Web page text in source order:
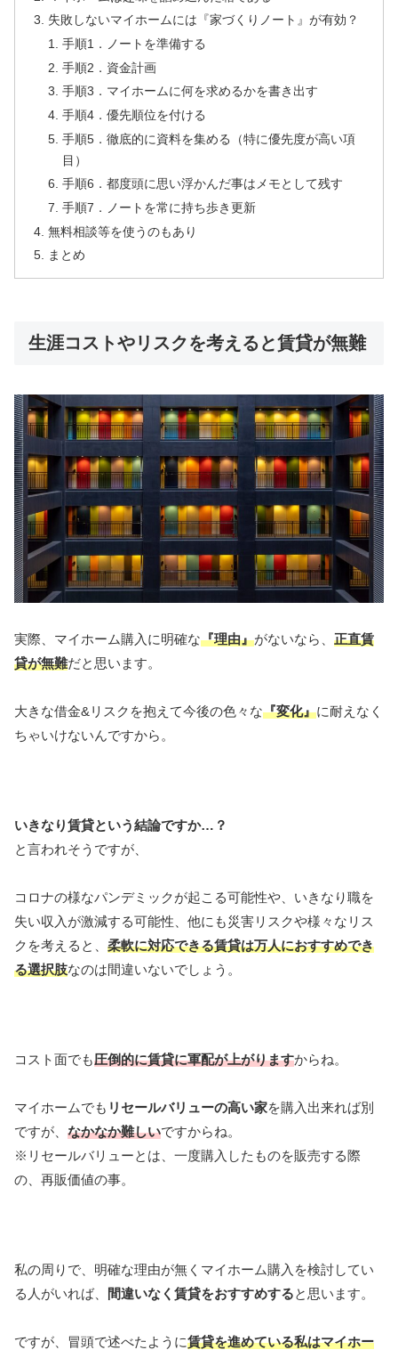
失敗しないマイホームには『家づくりノート』が有効？
手順1．ノートを準備する
手順2．資金計画
手順3．マイホームに何を求めるかを書き出す
手順4．優先順位を付ける
手順5．徹底的に資料を集める（特に優先度が高い項
目）
手順6．都度頭に思い浮かんだ事はメモとして残す
手順7．ノートを常に持ち歩き更新
無料相談等を使うのもあり
まとめ
生涯コストやリスクを考えると賃貸が無難
実際、マイホーム購入に明確な『理由』がないなら、 正直賃
貸が無難だと思います。
大きな借金&リスクを抱えて今後の色々な『変化』に耐えなく
ちゃいけないんですから。
いきなり賃貸という結論ですか…？
と言われそうですが、
コロナの様なパンデミックが起こる可能性や、いきなり職を
失い収入が激減する可能性、他にも災害リスクや様々なリス
クを考えると、 柔軟に対応できる賃貸は万人におすすめでき
る選択肢なのは間違いないでしょう。
コスト面でも圧倒的に賃貸に軍配が上がりますからね。
マイホームでも リセールバリューの高い家を購入出来れば別
ですが、 なかなか難しいですからね。
※リセールバリューとは、一度購入したものを販売する際
の、再販価値の事。
私の周りで、明確な理由が無くマイホーム購入を検討してい
る人がいれば、
間違いなく賃貸をおすすめすると思います。
ですが、冒頭で述べたように賃貸を進めている私はマイホー